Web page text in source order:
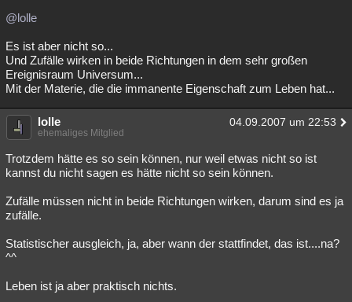
@lolle
Es ist aber nicht so...
Und Zufälle wirken in beide Richtungen in dem sehr großen
Ereignisraum Universum...
Mit der Materie, die die immanente Eigenschaft zum Leben hat...
lolle 04.09.2007 um 22:53
ehemaliges Mitglied
Trotzdem hätte es so sein können, nur weil etwas nicht so ist
kannst du nicht sagen es hätte nicht so sein können.
Zufälle müssen nicht in beide Richtungen wirken, darum sind es ja
zufälle.
Statistischer ausgleich, ja, aber wann der stattfindet, das ist....na?
^^
Leben ist ja aber praktisch nichts.